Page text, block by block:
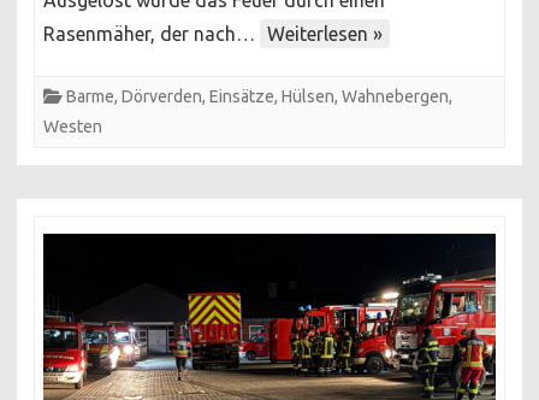
Einsatz
Rasenmäher, der nach…
Weiterlesen »
Barme, Dörverden, Einsätze, Hülsen, Wahnebergen,
Westen